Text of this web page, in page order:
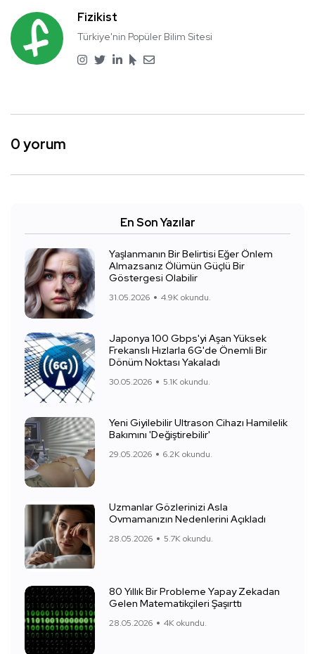
Fizikist
Türkiye'nin Popüler Bilim Sitesi
0 yorum
En Son Yazılar
Yaşlanmanın Bir Belirtisi Eğer Önlem
Almazsanız Ölümün Güçlü Bir
Göstergesi Olabilir
31.05.2026 4.9K okundu.
Japonya 100 Gbps'yi Aşan Yüksek
Frekanslı Hızlarla 6G'de Önemli Bir
Dönüm Noktası Yakaladı
30.05.2026 5.1K okundu.
Yeni Giyilebilir Ultrason Cihazı Hamilelik
Bakımını 'Değiştirebilir'
29.05.2026 6.2K okundu.
Uzmanlar Gözlerinizi Asla
Ovmamanızın Nedenlerini Açıkladı
28.05.2026 5.7K okundu.
80 Yıllık Bir Probleme Yapay Zekadan
Gelen Matematikçileri Şaşırttı
28.05.2026 4K okundu.